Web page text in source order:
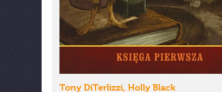
Tony DiTerlizzi, Holly Black